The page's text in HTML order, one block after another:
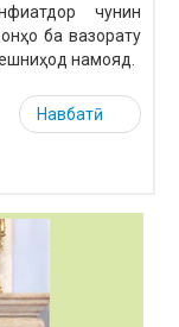
чунин
ба вазорату
намояд.
Навбатӣ